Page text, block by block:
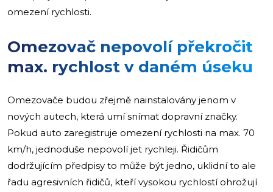
omezení rychlosti.
Omezovač nepovolí překročit
max. rychlost v daném úseku
Omezovače budou zřejmě nainstalovány jenom v
nových autech, která umí snímat dopravní značky.
Pokud auto zaregistruje omezení rychlosti na max. 70
km/h, jednoduše nepovolí jet rychleji. Řidičům
dodržujícím předpisy to může být jedno, uklidní to ale
řadu agresivních řidičů, kteří vysokou rychlostí ohrožují